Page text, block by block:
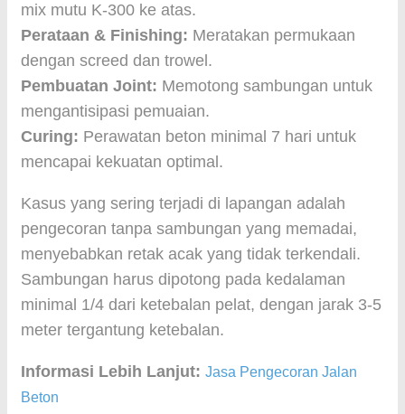
mix mutu K-300 ke atas.
Perataan & Finishing: Meratakan permukaan
dengan screed dan trowel.
Pembuatan Joint: Memotong sambungan untuk
mengantisipasi pemuaian.
Curing: Perawatan beton minimal 7 hari untuk
mencapai kekuatan optimal.
Kasus yang sering terjadi di lapangan adalah
pengecoran tanpa sambungan yang memadai,
menyebabkan retak acak yang tidak terkendali.
Sambungan harus dipotong pada kedalaman
minimal 1/4 dari ketebalan pelat, dengan jarak 3-5
meter tergantung ketebalan.
Informasi Lebih Lanjut: Jasa Pengecoran Jalan
Beton